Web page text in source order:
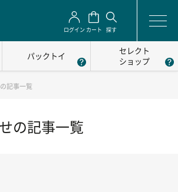
ログイン カート 探す
パックトイ
セレクト
ショップ
記事一覧
の記事一覧